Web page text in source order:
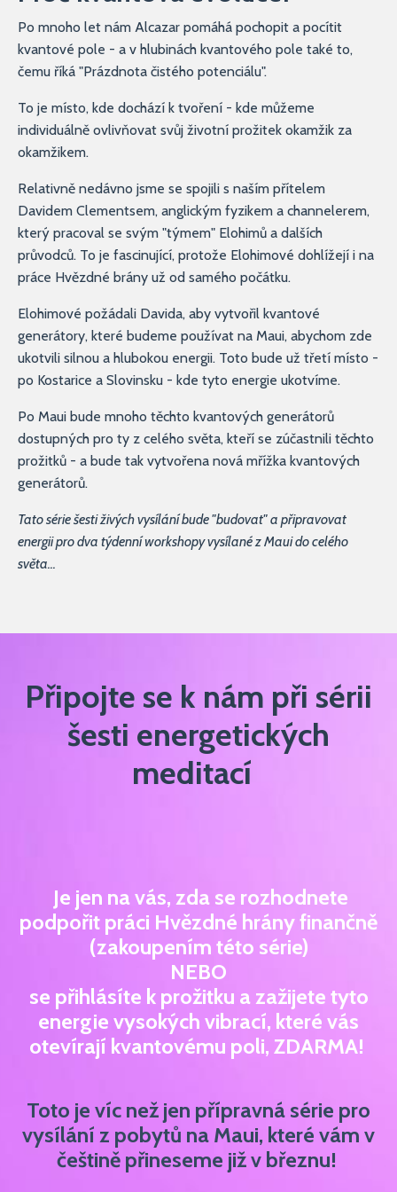
Po mnoho let nám Alcazar pomáhá pochopit a pocítit
kvantové pole - a v hlubinách kvantového pole také to,
čemu říká "Prázdnota čistého potenciálu".
To je místo, kde dochází k tvoření - kde můžeme
individuálně ovlivňovat svůj životní prožitek okamžik za
okamžikem.
Relativně nedávno jsme se spojili s naším přítelem
Davidem Clementsem, anglickým fyzikem a channelerem,
který pracoval se svým "týmem" Elohimů a dalších
průvodců. To je fascinující, protože Elohimové dohlížejí i na
práce Hvězdné brány už od samého počátku.
Elohimové požádali Davida, aby vytvořil kvantové
generátory, které budeme používat na Maui, abychom zde
ukotvili silnou a hlubokou energii. Toto bude už třetí místo -
po Kostarice a Slovinsku - kde tyto energie ukotvíme.
Po Maui bude mnoho těchto kvantových generátorů
dostupných pro ty z celého světa, kteří se zúčastnili těchto
prožitků - a bude tak vytvořena nová mřížka kvantových
generátorů.
Tato série šesti živých vysílání bude "budovat" a připravovat
energii pro dva týdenní workshopy vysílané z Maui do celého
světa...
Připojte se k nám při sérii
šesti energetických
meditací
Je jen na vás, zda se rozhodnete
podpořit práci Hvězdné hrány finančně
(zakoupením této série)
NEBO
se přihlásíte k prožitku a zažijete tyto
energie vysokých vibrací, které vás
otevírají kvantovému poli, ZDARMA!
Toto je víc než jen přípravná série pro
vysílání z pobytů na Maui, které vám v
češtině přineseme již v březnu!